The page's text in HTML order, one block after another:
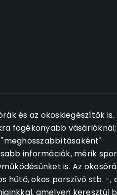
és az okoskiegészítők is.
fogékonyabb
információk, mérik
is. Az
hűtő, okos porszívó stb. -,
amelyen keresztül